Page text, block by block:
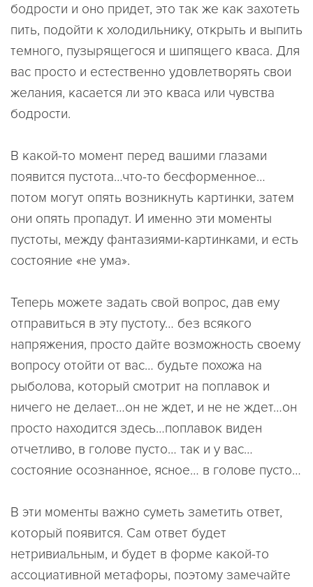
бодрости и оно придет, это так же как захотеть
пить, подойти к холодильнику, открыть и выпить
темного, пузырящегося и шипящего кваса. Для
вас просто и естественно удовлетворять свои
желания, касается ли это кваса или чувства
бодрости.
В какой-то момент перед вашими глазами
появится пустота…что-то бесформенное…
потом могут опять возникнуть картинки, затем
они опять пропадут. И именно эти моменты
пустоты, между фантазиями-картинками, и есть
состояние «не ума».
Теперь можете задать свой вопрос, дав ему
отправиться в эту пустоту… без всякого
напряжения, просто дайте возможность своему
вопросу отойти от вас… будьте похожа на
рыболова, который смотрит на поплавок и
ничего не делает…он не ждет, и не не ждет…он
просто находится здесь…поплавок виден
отчетливо, в голове пусто… так и у вас…
состояние осознанное, ясное… в голове пусто…
В эти моменты важно суметь заметить ответ,
который появится. Сам ответ будет
нетривиальным, и будет в форме какой-то
ассоциативной метафоры, поэтому замечайте